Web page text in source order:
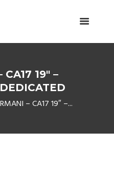
19″ –
– CA17 19″ –...